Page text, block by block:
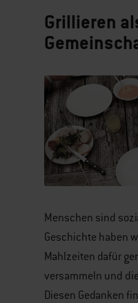
Grillieren
Menschen sind
Geschichte haben
Mahlzeiten dafür
versammeln und
Diesen Gedanken